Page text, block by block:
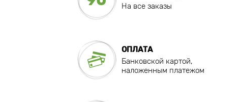
На все заказы
ОПЛАТА
Банковской картой,
наложенным платежом